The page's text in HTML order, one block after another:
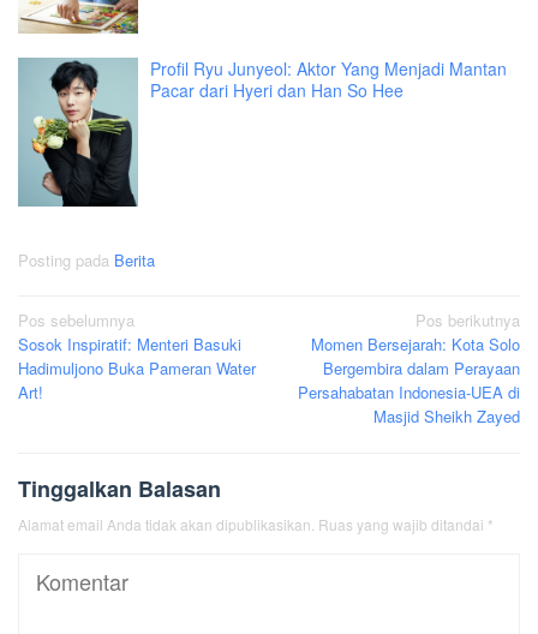
Profil Ryu Junyeol: Aktor Yang Menjadi Mantan
Pacar dari Hyeri dan Han So Hee
Posting pada Berita
Navigasi
pos
Pos sebelumnya
Sosok Inspiratif: Menteri Basuki
Hadimuljono Buka Pameran Water
Art!
Pos berikutnya
Momen Bersejarah: Kota Solo
Bergembira dalam Perayaan
Persahabatan Indonesia-UEA di
Masjid Sheikh Zayed
Tinggalkan Balasan
Alamat email Anda tidak akan dipublikasikan. Ruas yang wajib ditandai *